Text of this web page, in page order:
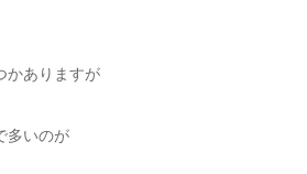
かありますが
多いのが